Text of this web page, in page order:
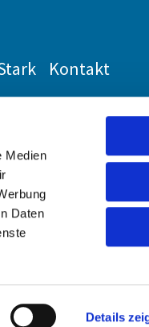
Medien
Daten
Details
Kontakt